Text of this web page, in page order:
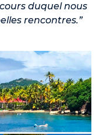
duquel nous
rencontres.”